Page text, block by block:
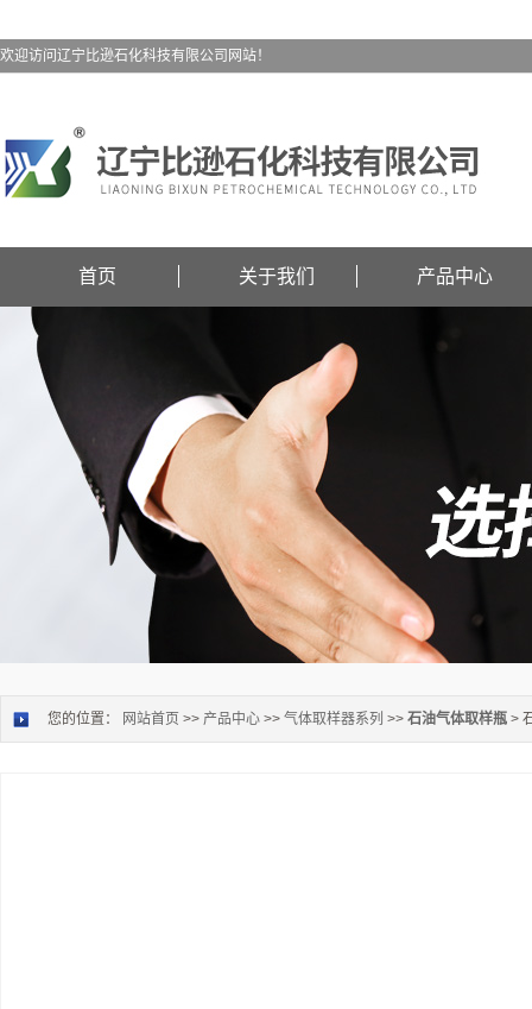
欢迎访问辽宁比逊石化科技有限公司网站！
首页 关于我们 产品中心
您的位置： 网站首页 >> 产品中心 >> 气体取样器系列 >> 石油气体取样瓶 >